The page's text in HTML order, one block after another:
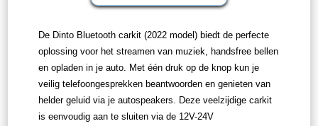
De Dinto Bluetooth carkit (2022 model) biedt de perfecte
oplossing voor het streamen van muziek, handsfree bellen
en opladen in je auto. Met één druk op de knop kun je
veilig telefoongesprekken beantwoorden en genieten van
helder geluid via je autospeakers. Deze veelzijdige carkit
is eenvoudig aan te sluiten via de 12V-24V